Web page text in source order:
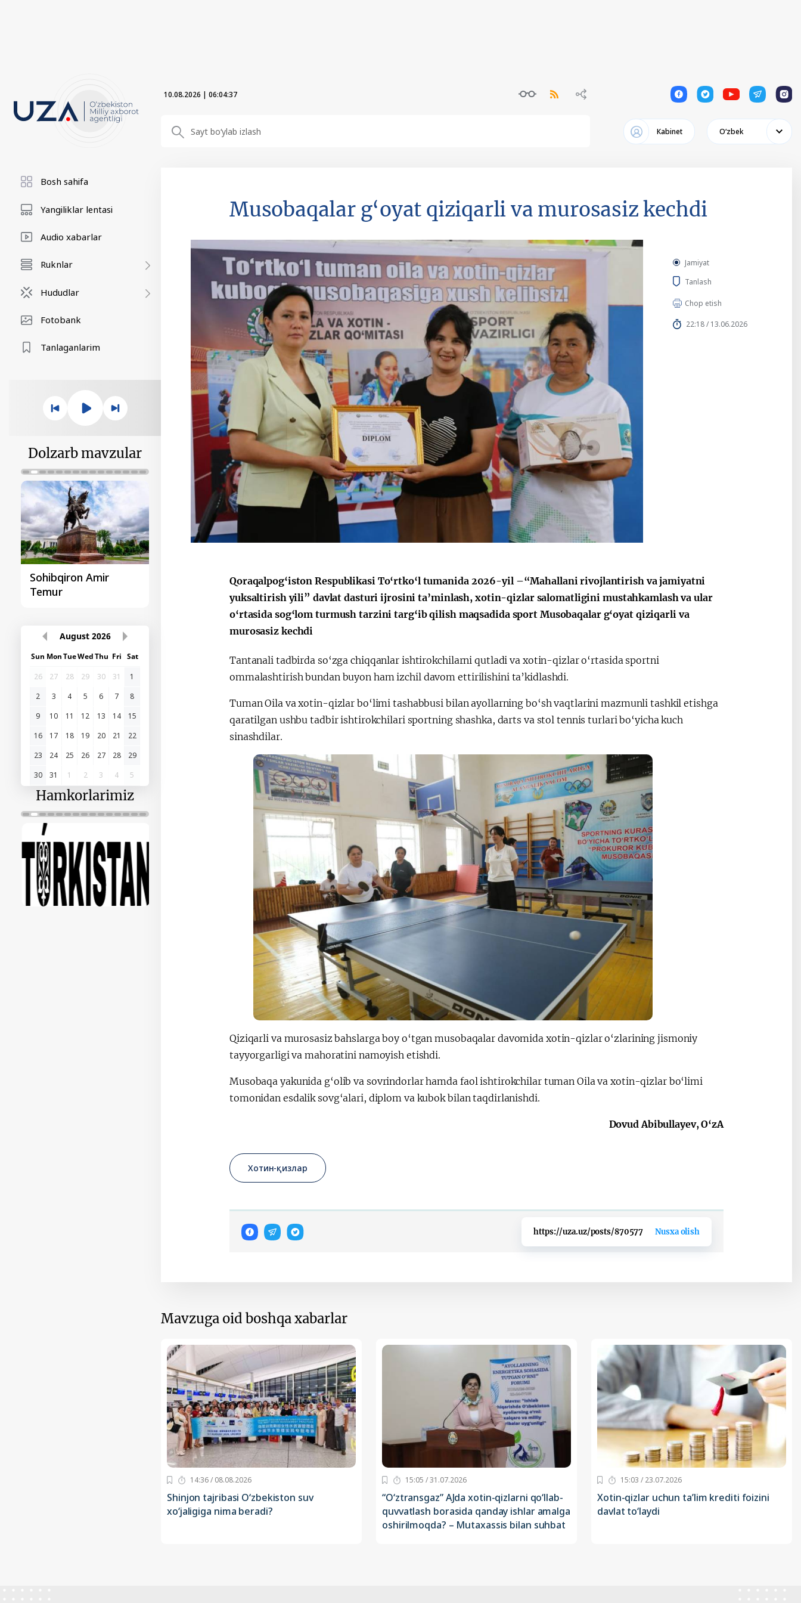
10.08.2026 | 06:04:38 1 1 1 1 1
Кabinet Oʻzbek
Bosh sahifa
Yangiliklar lentasi
Audio xabarlar
Ruknlar
Hududlar
Fotobank
Tanlaganlarim
Dolzarb mavzular
Sohibqiron Amir
Temur
O‘zbekiston va
Paragvay hamkorligi
Huquqiy targʻibot
O‘zbekiston va
Yaponiya hamkorligi
Oʻzbekiston va
Pokiston hamkorligi
August 2026
Sun MonTueWedThu Fri Sat
26
27 28 29 30 31
1
2
3 4 5 6 7
8
9
10 11 12 13 14
15
16
17 18 19 20 21
22
23
24 25 26 27 28
29
30
31 1 2 3 4 5
Hamkorlarimiz
Musobaqalar g‘oyat qiziqarli va murosasiz kechdi
Jamiyat
Tanlash
Chop etish
22:18 / 13.06.2026
Qoraqalpog‘iston Respublikasi To‘rtko‘l tumanida 2026-yil –“Mahallani rivojlantirish va jamiyatni
yuksaltirish yili” davlat dasturi ijrosini ta’minlash, xotin-qizlar salomatligini mustahkamlash va ular
o‘rtasida sog‘lom turmush tarzini targ‘ib qilish maqsadida sport Musobaqalar g‘oyat qiziqarli va
murosasiz kechdi
Tantanali tadbirda so‘zga chiqqanlar ishtirokchilarni qutladi va xotin-qizlar o‘rtasida sportni
ommalashtirish bundan buyon ham izchil davom ettirilishini ta’kidlashdi.
Tuman Oila va xotin-qizlar bo‘limi tashabbusi bilan ayollarning bo‘sh vaqtlarini mazmunli tashkil etishga
qaratilgan ushbu tadbir ishtirokchilari sportning shashka, darts va stol tennis turlari bo‘yicha kuch
sinashdilar.
Qiziqarli va murosasiz bahslarga boy o‘tgan musobaqalar davomida xotin-qizlar o‘zlarining jismoniy
tayyorgarligi va mahoratini namoyish etishdi.
Musobaqa yakunida g‘olib va sovrindorlar hamda faol ishtirokchilar tuman Oila va xotin-qizlar bo‘limi
tomonidan esdalik sovg‘alari, diplom va kubok bilan taqdirlanishdi.
Dovud Abibullayev,O‘zA
Хотин-қизлар
https://uza.uz/posts/870577 Nusxa olish
Mavzuga oid boshqa xabarlar
14:36 / 08.08.2026
Shinjon tajribasi O‘zbekiston suv
xo‘jaligiga nima beradi?
15:05 / 31.07.2026
“O‘ztransgaz” AJda xotin-qizlarni qo‘llab-
quvvatlash borasida qanday ishlar amalga
oshirilmoqda? – Mutaxassis bilan suhbat
15:03 / 23.07.2026
Xotin-qizlar uchun ta’lim krediti foizini
davlat to‘laydi